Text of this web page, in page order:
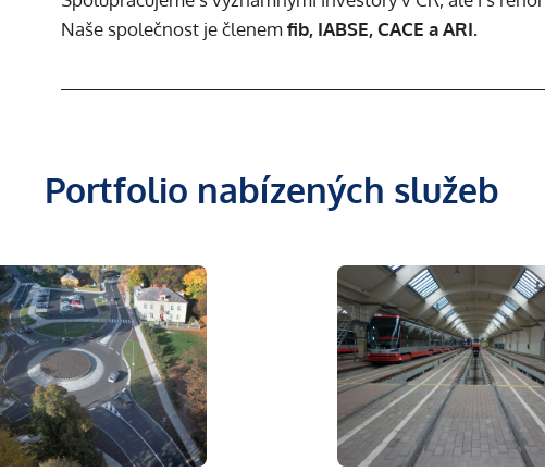
Naše společnost je členemfib, IABSE, CACE a ARI.
Portfolio nabízených služeb